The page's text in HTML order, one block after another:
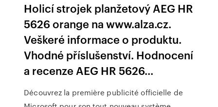
Holicí strojek planžetový AEG HR
5626 orange na www.alza.cz.
Veškeré informace o produktu.
Vhodné příslušenství. Hodnocení
a recenze AEG HR 5626...
Découvrez la première publicité officielle de